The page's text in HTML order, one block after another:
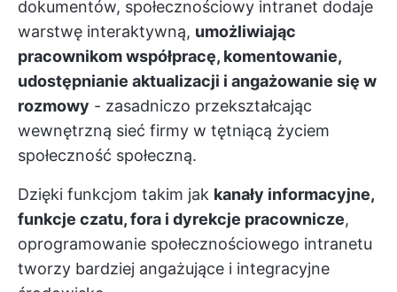
dokumentów, społecznościowy intranet dodaje
warstwę interaktywną, umożliwiając
pracownikom współpracę, komentowanie,
udostępnianie aktualizacji i angażowanie się w
rozmowy - zasadniczo przekształcając
wewnętrzną sieć firmy w tętniącą życiem
społeczność społeczną.
Dzięki funkcjom takim jak kanały informacyjne,
funkcje czatu, fora i dyrekcje pracownicze,
oprogramowanie społecznościowego intranetu
tworzy bardziej angażujące i integracyjne